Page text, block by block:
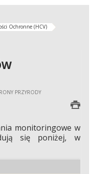
Ochronne (HCV)
PRZYRODY
monitoringowe w
się poniżej, w